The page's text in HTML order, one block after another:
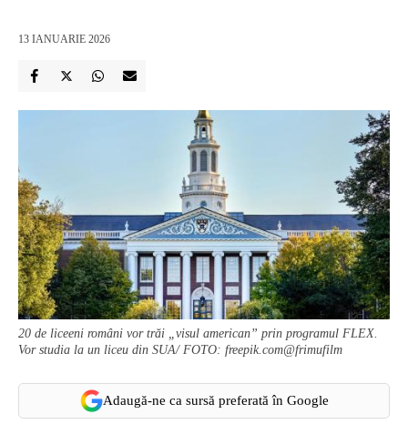
13 IANUARIE 2026
20 de liceeni români vor trăi „visul american” prin programul FLEX.
Vor studia la un liceu din SUA/ FOTO: freepik.com@frimufilm
Adaugă-ne ca sursă preferată în Google